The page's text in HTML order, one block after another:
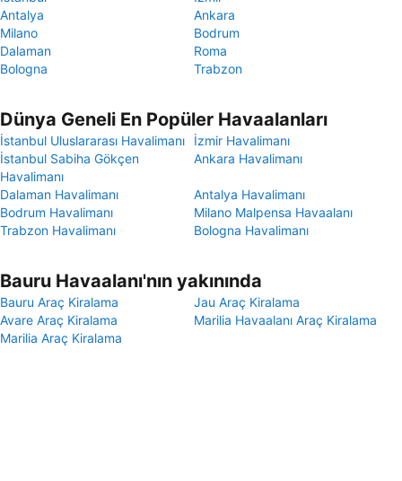
Antalya
Ankara
Milano
Bodrum
Dalaman
Roma
Bologna
Trabzon
Dünya Geneli En Popüler Havaalanları
İstanbul Uluslararası Havalimanı
İzmir Havalimanı
İstanbul Sabiha Gökçen
Havalimanı
Ankara Havalimanı
Dalaman Havalimanı
Antalya Havalimanı
Bodrum Havalimanı
Milano Malpensa Havaalanı
Trabzon Havalimanı
Bologna Havalimanı
Bauru Havaalanı'nın yakınında
Bauru Araç Kiralama
Jau Araç Kiralama
Avare Araç Kiralama
Marilia Havaalanı Araç Kiralama
Marilia Araç Kiralama